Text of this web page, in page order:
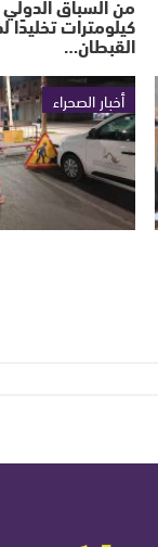
كيلومترات تخليدًا
القبطان…
أخبار الصحراء